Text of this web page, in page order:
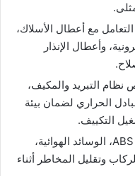
التعامل مع أعطال الأسلاك،
وأعطال الإنذار
نظام التبريد والمكيف،
الحراري لضمان بيئة
التكييف.
فحص أنظمة السلامة: اختبار نظام ABS، الوسائد الهوائية،
وتقليل المخاطر أثناء